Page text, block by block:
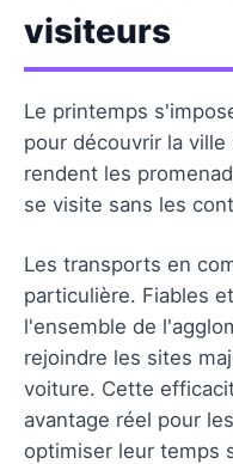
visiteurs
Le printemps
pour découvrir la
rendent les
se visite sans les
Les transports en
particulière. Fiables
l'ensemble de
rejoindre les sites
voiture. Cette
avantage réel pour
optimiser leur temps